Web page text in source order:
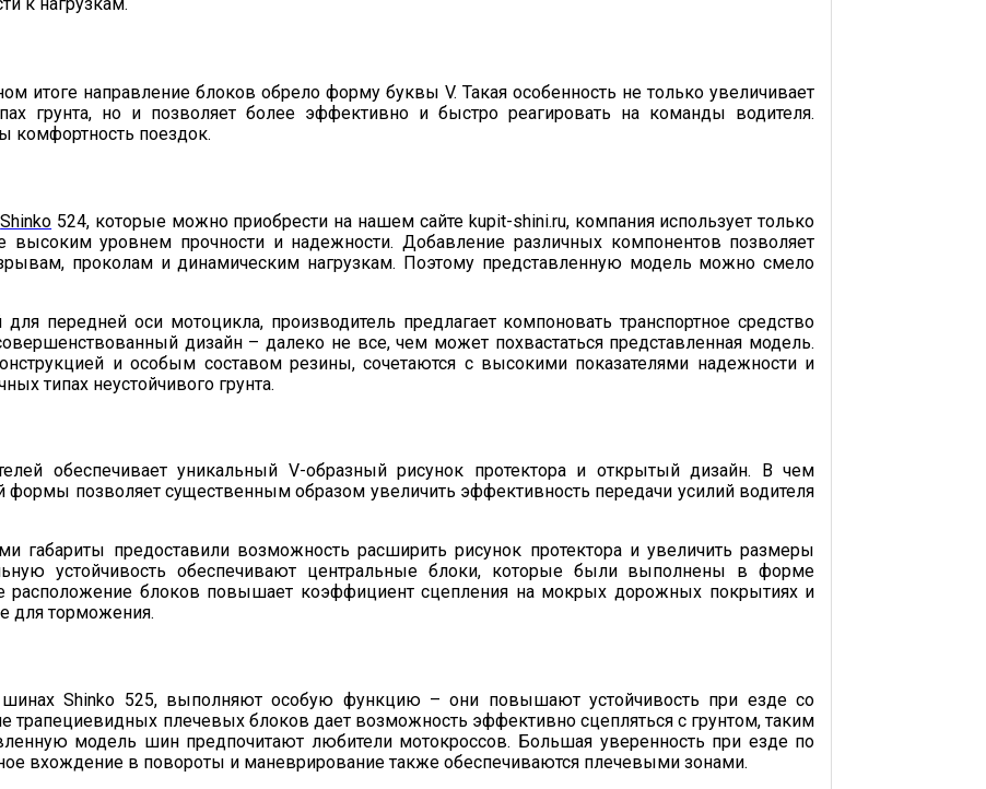
итоге направление блоков обрело форму буквы V. Такая особенность не только увеличивает
грунта, но и позволяет более эффективно и быстро реагировать на команды водителя.
комфортность поездок.
Shinko 524, которые можно приобрести на нашем сайте kupit-shini.ru, компания использует только
высоким уровнем прочности и надежности. Добавление различных компонентов позволяет
проколам и динамическим нагрузкам. Поэтому представленную модель можно смело
передней оси мотоцикла, производитель предлагает компоновать транспортное средство
дизайн – далеко не все, чем может похвастаться представленная модель.
и особым составом резины, сочетаются с высокими показателями надежности и
типах неустойчивого грунта.
обеспечивает уникальный V-образный рисунок протектора и открытый дизайн. В чем
формы позволяет существенным образом увеличить эффективность передачи усилий водителя
предоставили возможность расширить рисунок протектора и увеличить размеры
устойчивость обеспечивают центральные блоки, которые были выполнены в форме
блоков повышает коэффициент сцепления на мокрых дорожных покрытиях и
для торможения.
Shinko 525, выполняют особую функцию – они повышают устойчивость при езде со
трапециевидных плечевых блоков дает возможность эффективно сцепляться с грунтом, таким
модель шин предпочитают любители мотокроссов. Большая уверенность при езде по
вхождение в повороты и маневрирование также обеспечиваются плечевыми зонами.